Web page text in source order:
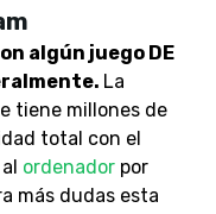
algún juego DE
La
tiene millones de
total con el
al ordenador por
más dudas esta